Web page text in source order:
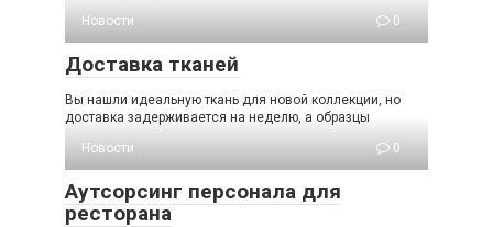
Новости
0
Доставка тканей
Вы нашли идеальную ткань для новой коллекции, но
доставка задерживается на неделю, а образцы
Новости
0
Аутсорсинг персонала для
ресторана